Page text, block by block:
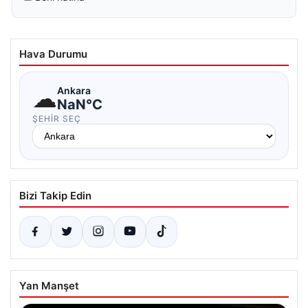
Hava Durumu
☁Ankara
NaN°C
ŞEHIR SEÇ
Bizi Takip Edin
Yan Manşet